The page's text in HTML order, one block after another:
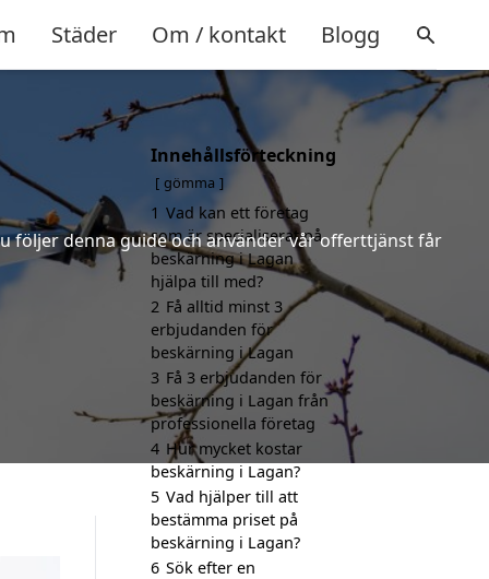
Städer Om / kontakt Blogg
följer denna guide och använder vår offerttjänst får
Innehållsförteckning
gömma
1 Vad kan ett företag
som är specialiserat på
beskärning i Lagan
hjälpa till med?
2 Få alltid minst 3
erbjudanden för
beskärning i Lagan
3 Få 3 erbjudanden för
beskärning i Lagan från
professionella företag
4 Hur mycket kostar
beskärning i Lagan?
5 Vad hjälper till att
bestämma priset på
beskärning i Lagan?
6 Sök efter en